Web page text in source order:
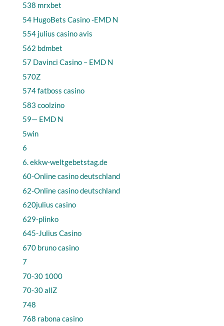
538 mrxbet
54 HugoBets Casino -EMD N
554 julius casino avis
562 bdmbet
57 Davinci Casino – EMD N
570Z
574 fatboss casino
583 coolzino
59— EMD N
5win
6
6. ekkw-weltgebetstag.de
60-Online casino deutschland
62-Online casino deutschland
620julius casino
629-plinko
645-Julius Casino
670 bruno casino
7
70-30 1000
70-30 allZ
748
768 rabona casino